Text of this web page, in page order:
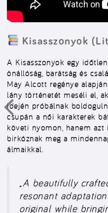
Kisasszonyok
A Kisasszonyok egy
önállóság, barátság és
May Alcott regénye
lány történetét meséli el,
idején próbálnak
csupán a női karakterek
követi nyomon, hanem azt
birkóznak meg a
álmaikkal.
„A beautifully
resonant
original while